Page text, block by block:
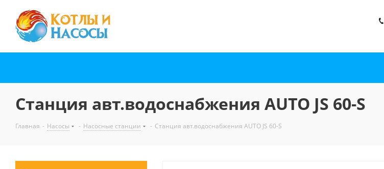
Станция авт.водоснабжения AUTO JS 60-S
Главная - Насосы - Насосные станции - Станция авт.водоснабжения AUTO JS 60-S